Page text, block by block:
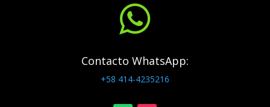

Contacto WhatsApp:
+58 414-4235216